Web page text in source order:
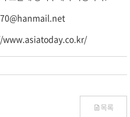
www.asiatoday.co.kr/
목록